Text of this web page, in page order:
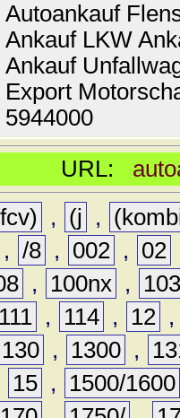
Autoankauf
Ankauf LKW
Ankauf
Export
5944000
URL:
, (j ,
, /8 , 002 , 02
, 100nx ,
111 , 114 , 12
130 , 1300 ,
15 ,
1500/1600